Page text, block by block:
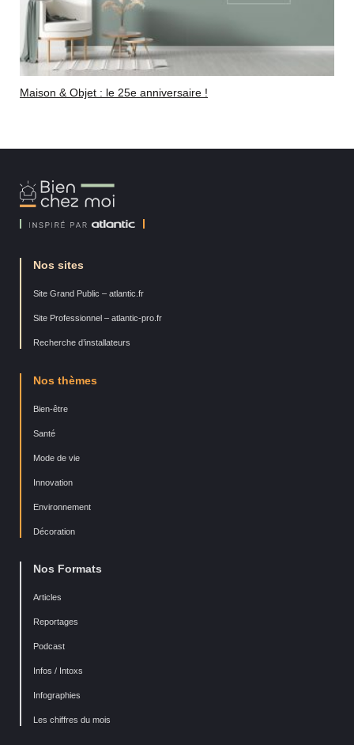
Maison & Objet : le 25e anniversaire !
Bien
Chez
Nos sites
Site Grand Public – atlantic.fr
Site Professionnel – atlantic-pro.fr
Recherche d’installateurs
Nos thèmes
Bien-être
Santé
Mode de vie
Innovation
Environnement
Décoration
Nos Formats
Articles
Reportages
Podcast
Infos / Intoxs
Infographies
Les chiffres du mois